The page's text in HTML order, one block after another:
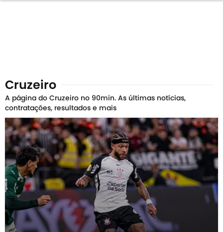
Cruzeiro
A página do Cruzeiro no 90min. As últimas notícias,
contratações, resultados e mais